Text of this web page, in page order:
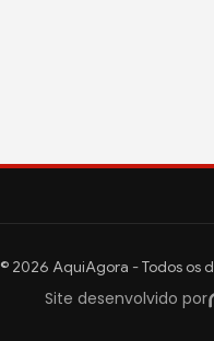
© 2026 AquiAgora - Todos os
Site desenvolvido por